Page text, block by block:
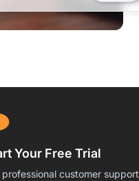
Your Free Trial
professional customer support